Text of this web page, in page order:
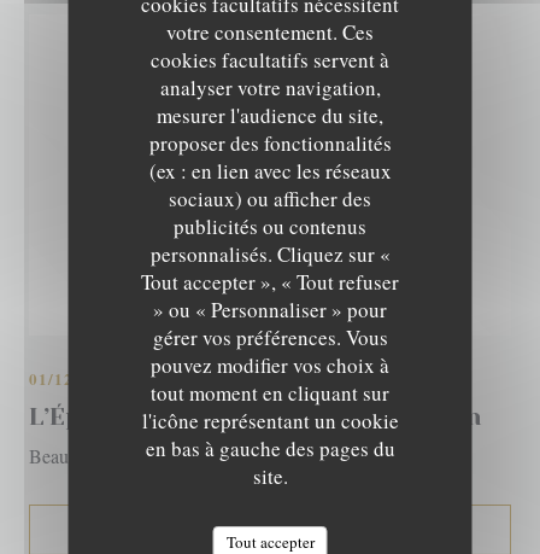
votre consentement. Ces
cookies facultatifs servent à
analyser votre navigation,
mesurer l'audience du site,
proposer des fonctionnalités
(ex : en lien avec les réseaux
sociaux) ou afficher des
publicités ou contenus
personnalisés. Cliquez sur «
Tout accepter », « Tout refuser
» ou « Personnaliser » pour
gérer vos préférences. Vous
pouvez modifier vos choix à
tout moment en cliquant sur
l'icône représentant un cookie
en bas à gauche des pages du
site.
Tout accepter
L’Épicurien : le fruit de mer passion
01/12/2021
Beaux Quartiers – Hiver 2021
VOIR L'ARTICLE
L'EPICURIEN